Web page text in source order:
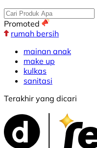
Promoted
rumah bersih
mainan anak
make up
kulkas
sanitasi
Terakhir yang dicari